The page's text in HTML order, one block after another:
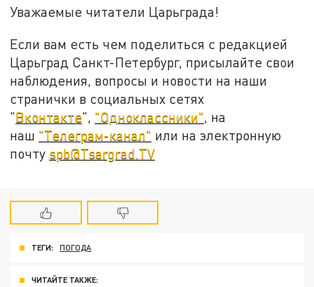
Уважаемые читатели Царьграда!
Если вам есть чем поделиться с редакцией
Царьград Санкт-Петербург, присылайте свои
наблюдения, вопросы и новости на наши
странички в социальных сетях
"Вконтакте", "Одноклассники", на
наш "Телеграм-канал" или на электронную
почту spb@Tsargrad.TV
ТЕГИ: ПОГОДА
ЧИТАЙТЕ ТАКЖЕ: